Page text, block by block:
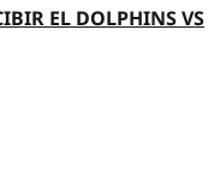
EL DOLPHINS VS